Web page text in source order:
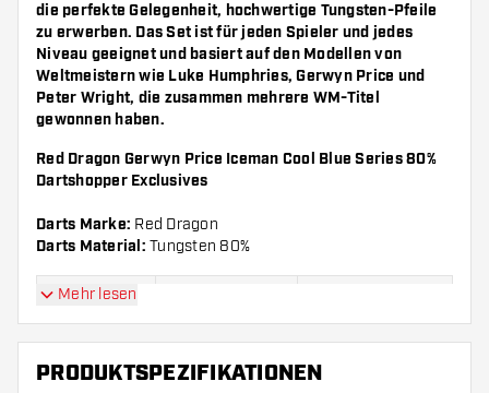
die perfekte Gelegenheit, hochwertige Tungsten-Pfeile
zu erwerben. Das Set ist für jeden Spieler und jedes
Niveau geeignet und basiert auf den Modellen von
Weltmeistern wie Luke Humphries, Gerwyn Price und
Peter Wright, die zusammen mehrere WM-Titel
gewonnen haben.
Red Dragon Gerwyn Price Iceman Cool Blue Series 80%
Dartshopper Exclusives
Darts Marke: Red Dragon
Darts Material: Tungsten 80%
Gewicht:
23 Gramm 50.80 mm 6.60 mm
Mehr lesen
PRODUKTSPEZIFIKATIONEN